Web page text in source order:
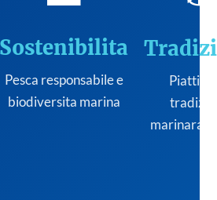
Sostenibilita
Pesca responsabile e
biodiversita marina
Piatti
marinara